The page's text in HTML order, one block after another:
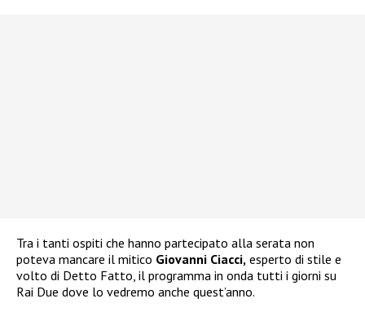
Tra i tanti ospiti che hanno partecipato alla serata non
poteva mancare il mitico Giovanni Ciacci, esperto di stile e
volto di Detto Fatto, il programma in onda tutti i giorni su
Rai Due dove lo vedremo anche quest’anno.